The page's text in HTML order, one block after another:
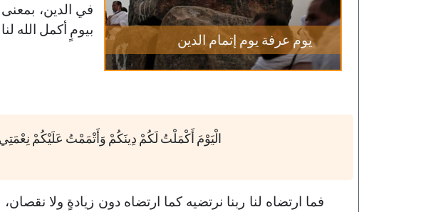
يوم عرفة يوم إتمام الدين
في الدين، بمعنى
بيومٍ أكمل الله
الْيَوْمَ أَكْمَلْتُ لَكُمْ دِينَكُمْ وَأَتْمَمْتُ عَلَيْكُمْ
فما ارتضاه لنا ربنا نرتضيه كما ارتضاه دون زيادةٍ ولا نقصان،